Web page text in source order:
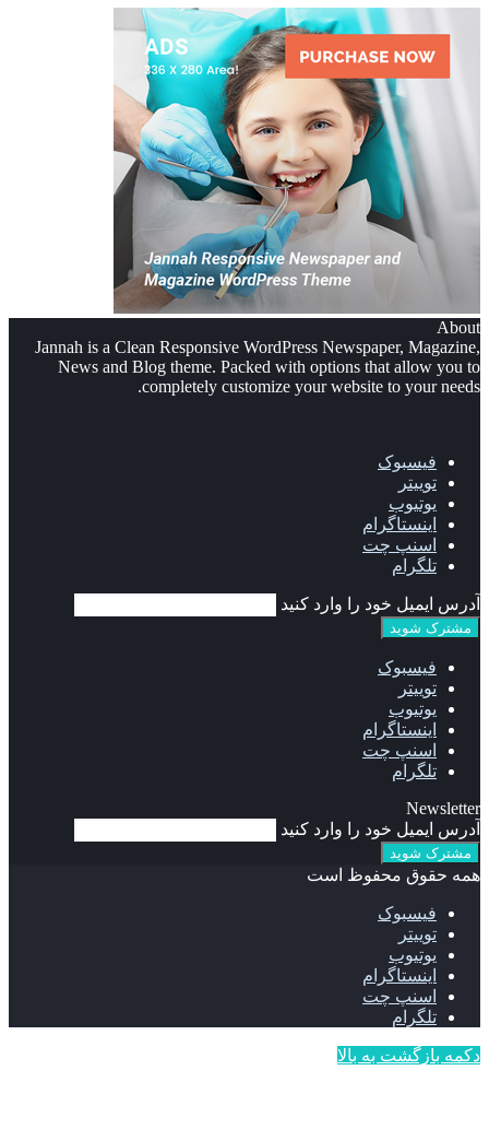
About
Jannah is a Clean Responsive WordPress Newspaper, Magazine,
News and Blog theme. Packed with options that allow you to
completely customize your website to your needs.
فیسبوک
توییتر
یوتیوب
اینستاگرام
اسنپ چت
تلگرام
آدرس ایمیل خود را وارد کنید
فیسبوک
توییتر
یوتیوب
اینستاگرام
اسنپ چت
تلگرام
Newsletter
آدرس ایمیل خود را وارد کنید
همه حقوق محفوظ است
فیسبوک
توییتر
یوتیوب
اینستاگرام
اسنپ چت
تلگرام
دکمه بازگشت به بالا